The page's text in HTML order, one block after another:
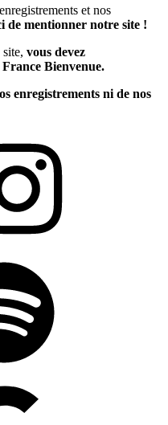
et nos
de mentionner notre site !
vous devez
Bienvenue.
enregistrements ni de nos